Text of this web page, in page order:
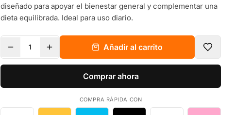
diseñado para apoyar el bienestar general y complementar una
dieta equilibrada. Ideal para uso diario.
1 Añadir al carrito
Comprar ahora
COMPRA RÁPIDA CON